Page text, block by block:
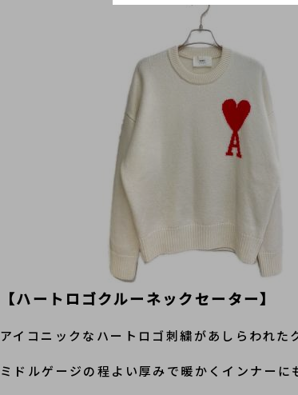
【ハートロゴクルーネックセーター】
アイコニックなハートロゴ刺繍があしらわれた
ミドルゲージの程よい厚みで暖かくインナー